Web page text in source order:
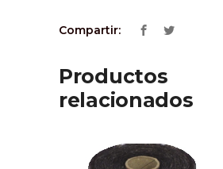
Compartir:
Productos
relacionados